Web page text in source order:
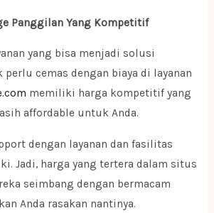
Panggilan Yang Kompetitif
yang bisa menjadi solusi
perlu cemas dengan biaya di layanan
memiliki harga kompetitif yang
affordable untuk Anda.
dengan layanan dan fasilitas
Jadi, harga yang tertera dalam situs
seimbang dengan bermacam
Anda rasakan nantinya.